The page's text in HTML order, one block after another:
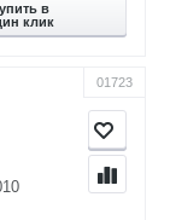
в
клик
01723